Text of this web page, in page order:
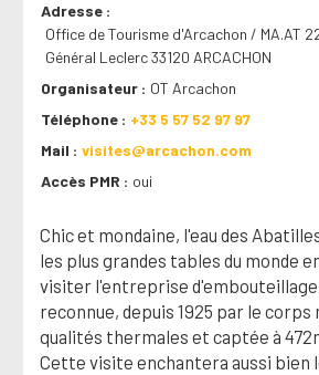
Adresse
Office de Tourisme d'Arcachon / MA.AT
Général Leclerc 33120 ARCACHON
Organisateur
OT Arcachon
Téléphone
+33 5 57 52 97 97
Mail
visites@arcachon.com
Accès PMR
oui
Chic et mondaine, l'eau des
les plus grandes tables du monde
visiter l'entreprise
reconnue, depuis 1925 par le corps
qualités thermales et captée à
Cette visite enchantera aussi bien